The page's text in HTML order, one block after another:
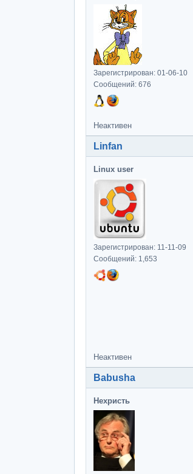
Зарегистрирован: 01-06-10
Сообщений: 676
Неактивен
Linfan
Linux user
Зарегистрирован: 11-11-09
Сообщений: 1,653
Неактивен
Babusha
Нехристь